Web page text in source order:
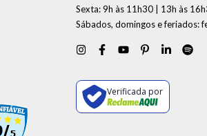
Sexta: 9h às 11h30 | 13h às
Sábados, domingos e feriados:
Verificada por